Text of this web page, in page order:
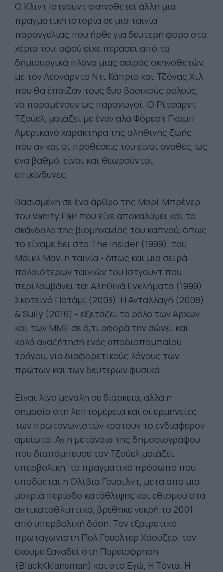
Ο Κλιντ Ιστγουντ σκηνοθετεί άλλη μια
πραγματική ιστορία σε μια ταινία
παραγγελίας που ήρθε για δεύτερη φορά στα
χέρια του, αφού είχε περάσει από τα
δημιουργικά πλάνα μιας σειράς σκηνοθετών,
με τον Λεονάρντο Ντι Κάπριο και Τζόνας Χιλ
που θα έπαιζαν τους δύο βασικούς ρόλους,
να παραμένουν ως παραγωγοί. Ο Ρίτσαρντ
Τζούελ, μοιάζει με έναν αλά Φόρεστ Γκαμπ
Αμερικανό χαρακτήρα της αληθινής ζωής
που αν και οι προθέσεις του είναι αγαθές, ως
ένα βαθμό, είναι και θεωρούνται
επικίνδυνες.
Βασισμένη σε ένα άρθρο της Μαρί Μπρένερ
του Vanity Fair που είχε αποκαλύψει και το
σκάνδαλο της βιομηχανίας του καπνού, όπως
το είχαμε δει στο The Insider (1999), του
Μάικλ Μαν, η ταινία - όπως και μια σειρά
παλαιότερων ταινιών του Ιστγουντ που
περιλαμβάνει τα: Αληθινά Εγκλήματα (1999),
Σκοτεινό Ποτάμι (2003), Η Ανταλλαγή (2008)
& Sully (2016) - εξετάζει το ρόλο των Αρχών
και των ΜΜΕ σε ό,τι αφορά την σώνει και
καλά αναζήτηση ενός αποδιοπομπαίου
τράγου, για διαφορετικούς λόγους των
πρώτων και των δεύτερων φυσικά.
Είναι λίγο μεγάλη σε διάρκεια, αλλά η
σημασία στη λεπτομέρεια και οι ερμηνείες
των πρωταγωνιστών κρατούν το ενδιαφέρον
αμείωτο. Αν η μετάνοια της δημοσιογράφου
που διαπόμπευσε τον Τζούελ μοιάζει
υπερβολική, το πραγματικό πρόσωπο που
υποδύεται η Ολίβια Γουάιλντ, μετά από μια
μακριά περίοδο κατάθλιψης και εθισμού στα
αντικαταθλιπτικά, βρέθηκε νεκρή το 2001
από υπερβολική δόση. Τον εξαιρετικό
πρωταγωνιστή Πολ Γουόλτερ Χάουζερ, τον
έχουμε ξαναδεί στη Παρείσφρηση
(BlackKklansman) και στο Εγώ, Η Τόνια. Η